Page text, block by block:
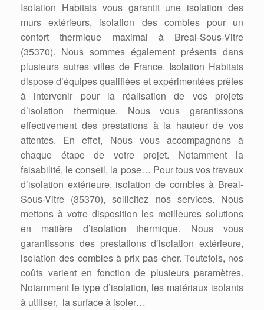
Isolation Habitats vous garantit une isolation des
murs extérieurs, isolation des combles pour un
confort thermique maximal à Breal-Sous-Vitre
(35370). Nous sommes également présents dans
plusieurs autres villes de France. Isolation Habitats
dispose d’équipes qualifiées et expérimentées prêtes
à intervenir pour la réalisation de vos projets
d’isolation thermique. Nous vous garantissons
effectivement des prestations à la hauteur de vos
attentes. En effet, Nous vous accompagnons à
chaque étape de votre projet. Notamment la
faisabilité, le conseil, la pose… Pour tous vos travaux
d’isolation extérieure, isolation de combles à Breal-
Sous-Vitre (35370), sollicitez nos services. Nous
mettons à votre disposition les meilleures solutions
en matière d’isolation thermique. Nous vous
garantissons des prestations d’isolation extérieure,
isolation des combles à prix pas cher. Toutefois, nos
coûts varient en fonction de plusieurs paramètres.
Notamment le type d’isolation, les matériaux isolants
à utiliser, la surface à isoler…